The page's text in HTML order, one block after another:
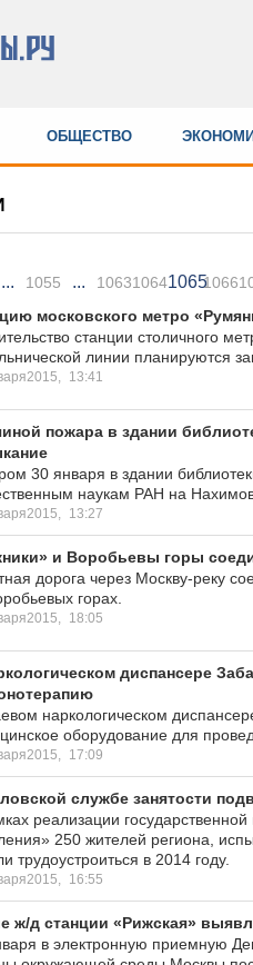
ОБЩЕСТВО
... 1055 ... 1063106410651066
московского метро
станции столичного
линии планируются
13:41
пожара в здании
30 января в здании
наукам РАН на
13:27
и Воробьевы горы
дорога через Москву-реку
горах.
18:05
диспансере
наркологическом
оборудование для
17:09
службе занятости
реализации
250 жителей региона,
трудоустроиться в 2014 году.
16:55
ж/д станции «Рижская»
в электронную приемную